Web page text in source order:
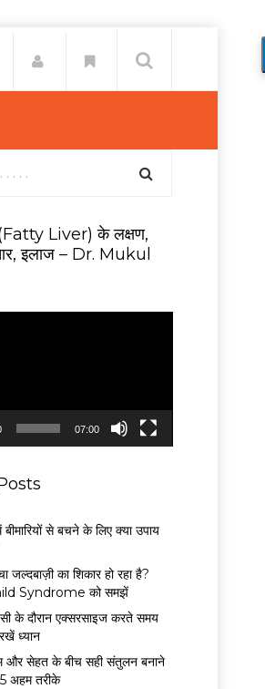
Liver) के लक्षण,
इलाज – Dr. Mukul
07:00
बीमारियों से बचने के लिए क्या उपाय
जल्दबाज़ी का शिकार हो रहा है?
Syndrome को समझें
के दौरान एक्सरसाइज करते समय
ध्यान
और सेहत के बीच सही संतुलन बनाने
अहम तरीके